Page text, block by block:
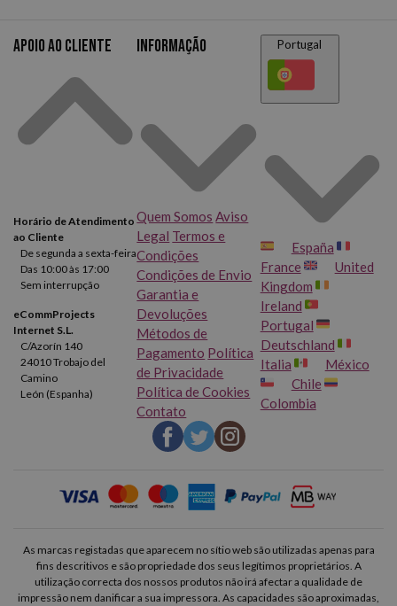
Apoio ao cliente
Horário de Atendimento
ao Cliente
De segunda a sexta-feira
Das 10:00 às 17:00
Sem interrupção
eCommProjects
Internet S.L.
C/Azorín 140
24010 Trobajo del
Camino
León (Espanha)
Informação
Quem Somos Aviso
Legal Termos e
Condições
Condições de Envio
Garantia e
Devoluções
Métodos de
Pagamento Política
de Privacidade
Política de Cookies
Contato
Portugal
España
France
United
Kingdom
Ireland
Portugal
Deutschland
Italia
México
Chile
Colombia
As marcas registadas que aparecem no sítio web são utilizadas apenas para
fins descritivos e são propriedade dos seus legítimos proprietários. A
utilização correcta dos nossos produtos não irá afectar a qualidade de
impressão nem danificar a sua impressora. As capacidades são aproximadas,